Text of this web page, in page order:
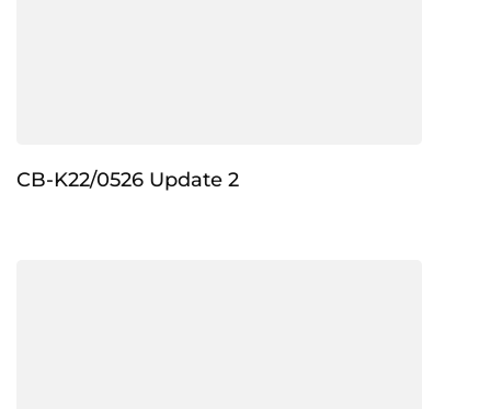
CB-K22/0526 Update 2